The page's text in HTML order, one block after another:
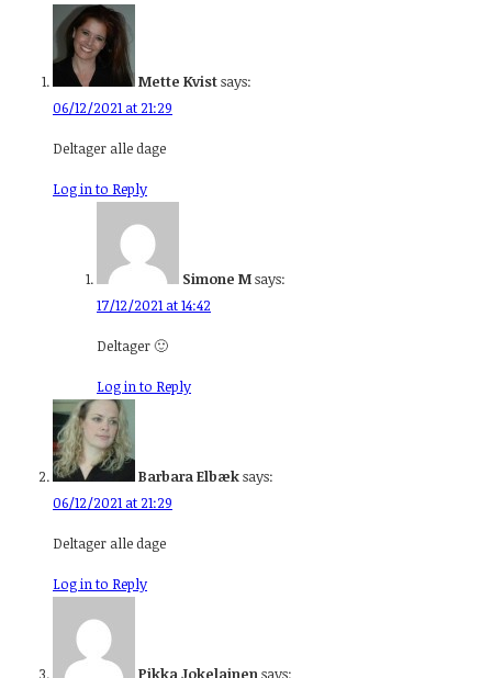
Mette Kvistsays:
06/12/2021 at 21:29
Deltager alle dage
Log in to Reply
Simone Msays:
17/12/2021 at 14:42
Deltager 🙂
Log in to Reply
Barbara Elbæksays:
06/12/2021 at 21:29
Deltager alle dage
Log in to Reply
Pikka Jokelainensays: